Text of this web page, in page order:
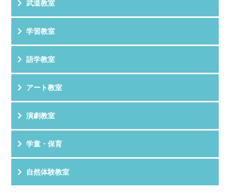
武道教室
学習教室
語学教室
アート教室
演劇教室
学童・保育
自然体験教室